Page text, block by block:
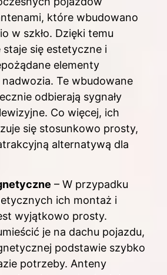
które wbudowano
w szkło. Dzięki temu
staje się estetyczne i
elementy
Te wbudowane
odbierają sygnały
Co więcej, ich
się stosunkowo prosty,
alternatywą dla
– W przypadku
ich montaż i
wyjątkowo prosty.
je na dachu pojazdu,
podstawie szybko
potrzeby. Anteny